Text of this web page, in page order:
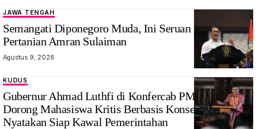
JAWA TENGAH
Semangati Diponegoro Muda, Ini Seruan Menteri
Pertanian Amran Sulaiman
Agustus 9, 2026
KUDUS
Gubernur Ahmad Luthfi di Konfercab PMII Kudus:
Dorong Mahasiswa Kritis Berbasis Konsep, PMII
Nyatakan Siap Kawal Pemerintahan